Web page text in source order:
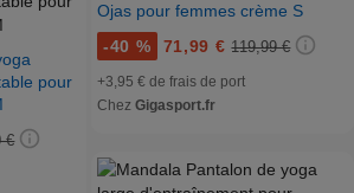
pour
€
Ojas pour femmes crème S
-40 % 71,99 € 119,99 €
+3,95 € de frais de port
Chez Gigasport.fr